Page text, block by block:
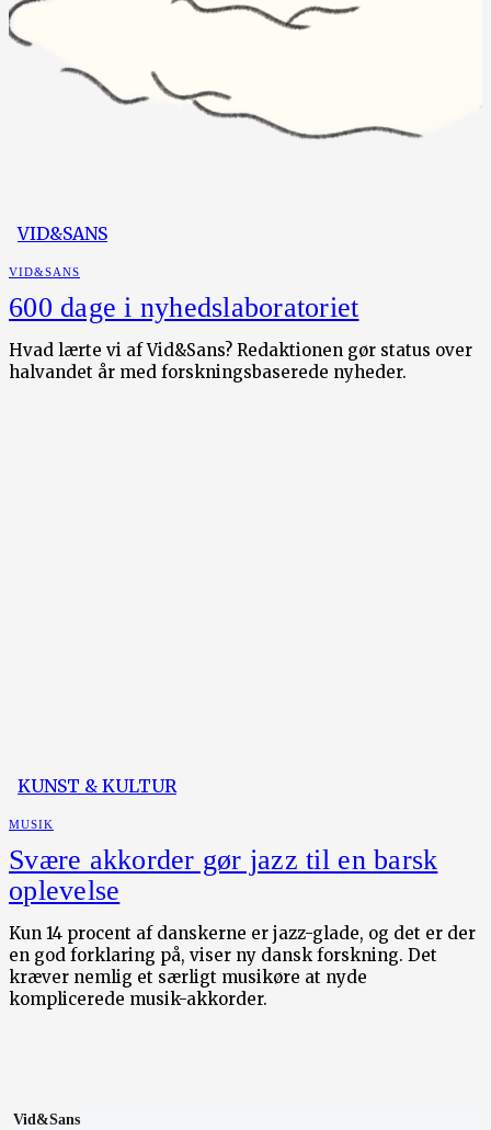
VID&SANS
VID&SANS
600 dage i nyhedslaboratoriet
Hvad lærte vi af Vid&Sans? Redaktionen gør status over
halvandet år med forskningsbaserede nyheder.
KUNST & KULTUR
MUSIK
Svære akkorder gør jazz til en barsk
oplevelse
Kun 14 procent af danskerne er jazz-glade, og det er der
en god forklaring på, viser ny dansk forskning. Det
kræver nemlig et særligt musikøre at nyde
komplicerede musik-akkorder.
Vid&Sans